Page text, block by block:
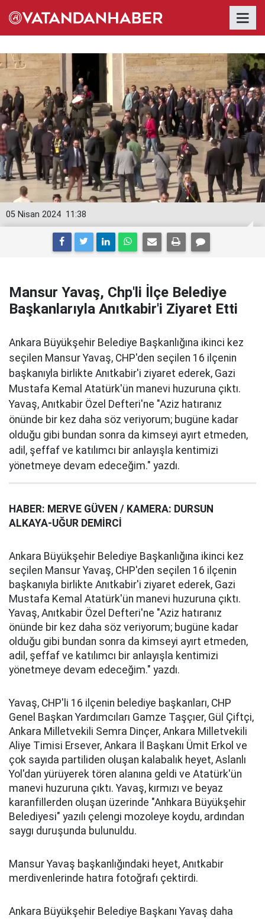
11:38
05 Nisan 2024
Mansur Yavaş, Chp'li İlçe Belediye
Başkanlarıyla Anıtkabir'i Ziyaret Etti
Ankara Büyükşehir Belediye Başkanlığına ikinci kez
seçilen Mansur Yavaş, CHP'den seçilen 16 ilçenin
başkanıyla birlikte Anıtkabir'i ziyaret ederek, Gazi
Mustafa Kemal Atatürk'ün manevi huzuruna çıktı.
Yavaş, Anıtkabir Özel Defteri'ne "Aziz hatıranız
önünde bir kez daha söz veriyorum; bugüne kadar
olduğu gibi bundan sonra da kimseyi ayırt etmeden,
adil, şeffaf ve katılımcı bir anlayışla kentimizi
yönetmeye devam edeceğim." yazdı.
HABER: MERVE GÜVEN / KAMERA: DURSUN
ALKAYA-UĞUR DEMİRCİ
Ankara Büyükşehir Belediye Başkanlığına ikinci kez
seçilen Mansur Yavaş, CHP'den seçilen 16 ilçenin
başkanıyla birlikte Anıtkabir'i ziyaret ederek, Gazi
Mustafa Kemal Atatürk'ün manevi huzuruna çıktı.
Yavaş, Anıtkabir Özel Defteri'ne "Aziz hatıranız
önünde bir kez daha söz veriyorum; bugüne kadar
olduğu gibi bundan sonra da kimseyi ayırt etmeden,
adil, şeffaf ve katılımcı bir anlayışla kentimizi
yönetmeye devam edeceğim." yazdı.
Yavaş, CHP'li 16 ilçenin belediye başkanları, CHP
Genel Başkan Yardımcıları Gamze Taşçıer, Gül Çiftçi,
Ankara Milletvekili Semra Dinçer, Ankara Milletvekili
Aliye Timisi Ersever, Ankara İl Başkanı Ümit Erkol ve
çok sayıda partiliden oluşan kalabalık heyet, Aslanlı
Yol'dan yürüyerek tören alanına geldi ve Atatürk'ün
manevi huzuruna çıktı. Yavaş, kırmızı ve beyaz
karanfillerden oluşan üzerinde "Anhkara Büyükşehir
Belediyesi" yazılı çelengi mozoleye koydu, ardından
saygı duruşunda bulunuldu.
Mansur Yavaş başkanlığındaki heyet, Anıtkabir
merdivenlerinde hatıra fotoğrafı çektirdi.
Ankara Büyükşehir Belediye Başkanı Yavaş daha